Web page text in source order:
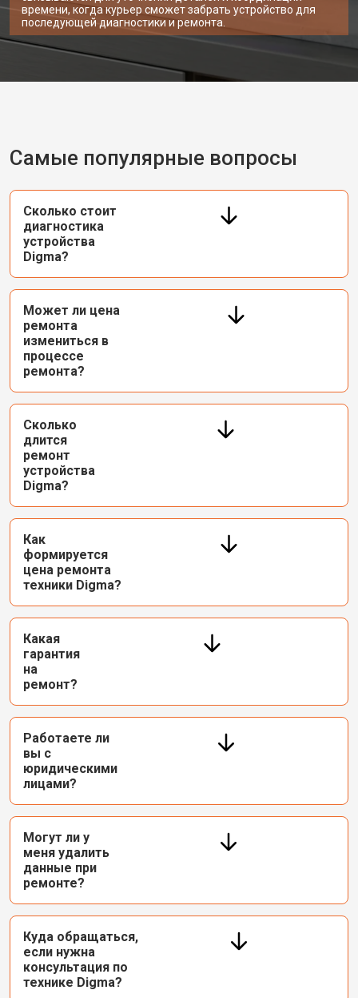
времени, когда курьер сможет забрать устройство для
последующей диагностики и ремонта.
Самые популярные вопросы
Сколько стоит
диагностика
устройства
Digma?
Может ли цена
ремонта
измениться в
процессе
ремонта?
Сколько
длится
ремонт
устройства
Digma?
Как
формируется
цена ремонта
техники Digma?
Какая
гарантия
на
ремонт?
Работаете ли
вы с
юридическими
лицами?
Могут ли у
меня удалить
данные при
ремонте?
Куда обращаться,
если нужна
консультация по
технике Digma?